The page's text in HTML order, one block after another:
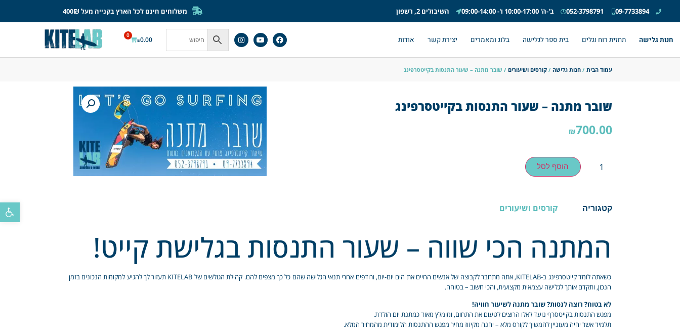
פתח
09-7733894
052-3798791 ב'-ה' 10:00-17:00 ו'- 09:00-14:00 השיבולים 2, רשפון משלוחים חינם לכל הארץ בקנייה מעל 400₪
חנות גלישה תחזית רוח וגלים בית ספר לגלישה בלוג ומאמרים יצירת קשר אודות ₪0.00
0
עמוד הבית /חנות גלישה /קורסים ושיעורים / שובר מתנה – שעור התנסות בקייטסרפינג
שובר מתנה – שעור התנסות בקייטסרפינג
₪700.00
הוסף לסל
קטגוריה קורסים ושיעורים
המתנה הכי שווה – שעור התנסות בגלישת קייט!
כשאתה לומד קייטסרפינג ב-KITELAB, אתה מתחבר לקבוצה של אנשים החיים את הים יום-יום, ורודפים אחרי תנאי הגלישה שהם כל כך מצפים להם. קהילת הגולשים של KITELAB תעזור לך להגיע למקומות הנכונים בזמן
הנכון, ותקדם אותך לגלישה עצמאית מקצועית, והכי חשוב – בטוחה.
לא בטוח? רוצה לנסות? שובר מתנה לשיעור חוויה!
מפגש התנסות בקייטסרף נועד לאלו הרוצים לטעום את התחום, ומומלץ מאוד כמתנת יום הולדת.
תלמיד אשר יהיה מעוניין להמשיך לקורס מלא – יהנה מקיזוז מחיר מפגש ההתנסות הלימודית מהמחיר המלא.